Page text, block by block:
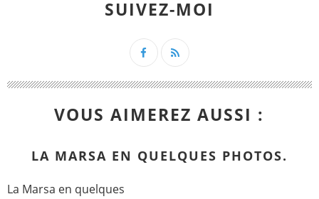
SUIVEZ-MOI
VOUS AIMEREZ AUSSI :
LA MARSA EN QUELQUES PHOTOS.
La Marsa en quelques